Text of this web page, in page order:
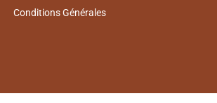
Conditions Générales